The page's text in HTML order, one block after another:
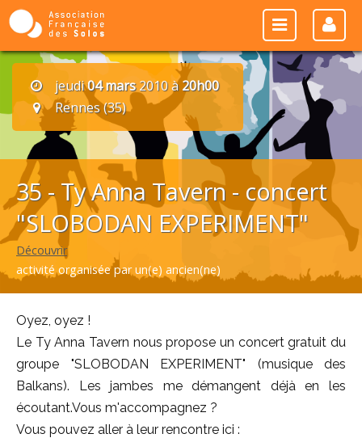
jeudi04 mars2010 à20h00
Rennes (35)
35 - Ty Anna Tavern - concert
"SLOBODAN EXPERIMENT"
Découvrir
activité organisée par un(e) ancien(ne)
Oyez, oyez !
Le Ty Anna Tavern nous propose un concert gratuit du
groupe "SLOBODAN EXPERIMENT" (musique des
Balkans). Les jambes me démangent déjà en les
écoutant.Vous m'accompagnez ?
Vous pouvez aller à leur rencontre ici :